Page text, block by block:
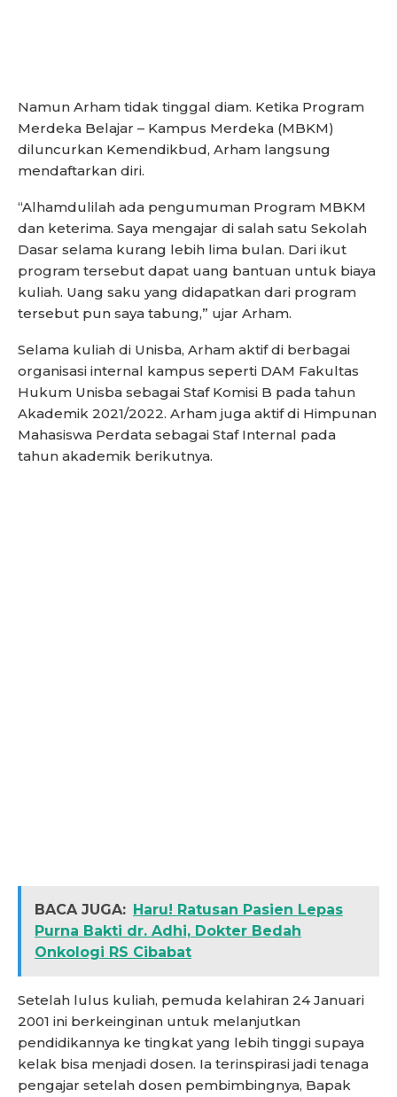
Namun Arham tidak tinggal diam. Ketika Program
Merdeka Belajar – Kampus Merdeka (MBKM)
diluncurkan Kemendikbud, Arham langsung
mendaftarkan diri.
“Alhamdulilah ada pengumuman Program MBKM
dan keterima. Saya mengajar di salah satu Sekolah
Dasar selama kurang lebih lima bulan. Dari ikut
program tersebut dapat uang bantuan untuk biaya
kuliah. Uang saku yang didapatkan dari program
tersebut pun saya tabung,” ujar Arham.
Selama kuliah di Unisba, Arham aktif di berbagai
organisasi internal kampus seperti DAM Fakultas
Hukum Unisba sebagai Staf Komisi B pada tahun
Akademik 2021/2022. Arham juga aktif di Himpunan
Mahasiswa Perdata sebagai Staf Internal pada
tahun akademik berikutnya.
BACA JUGA: Haru! Ratusan Pasien Lepas
Purna Bakti dr. Adhi, Dokter Bedah
Onkologi RS Cibabat
Setelah lulus kuliah, pemuda kelahiran 24 Januari
2001 ini berkeinginan untuk melanjutkan
pendidikannya ke tingkat yang lebih tinggi supaya
kelak bisa menjadi dosen. Ia terinspirasi jadi tenaga
pengajar setelah dosen pembimbingnya, Bapak